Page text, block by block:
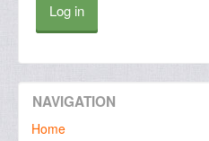
Log in
NAVIGATION
Home